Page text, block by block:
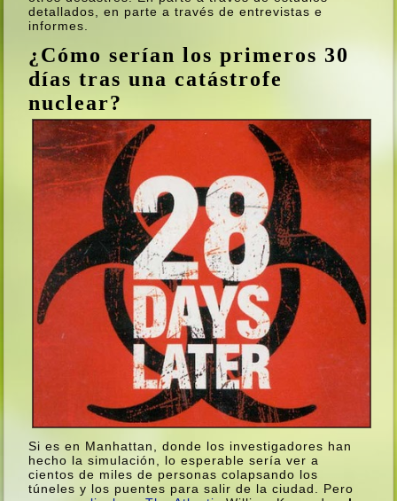
detallados, en parte a través de entrevistas e
informes.
¿Cómo serí­an los primeros 30
dí­as tras una catástrofe
nuclear?
Si es en Manhattan, donde los investigadores han
hecho la simulación, lo esperable serí­a ver a
cientos de miles de personas colapsando los
túneles y los puentes para salir de la ciudad. Pero